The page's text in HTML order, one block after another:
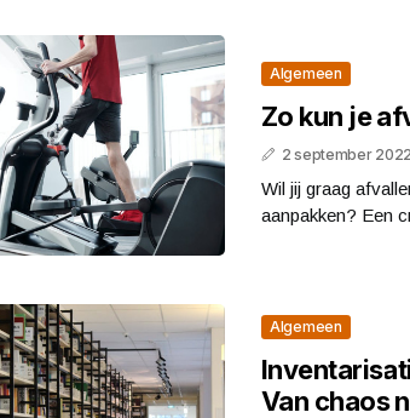
Algemeen
Zo kun je
2 september 2022
Wil jij graag
aanpakken? Een
Algemeen
Van chaos